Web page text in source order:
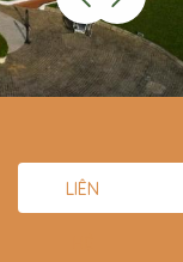
LIÊN